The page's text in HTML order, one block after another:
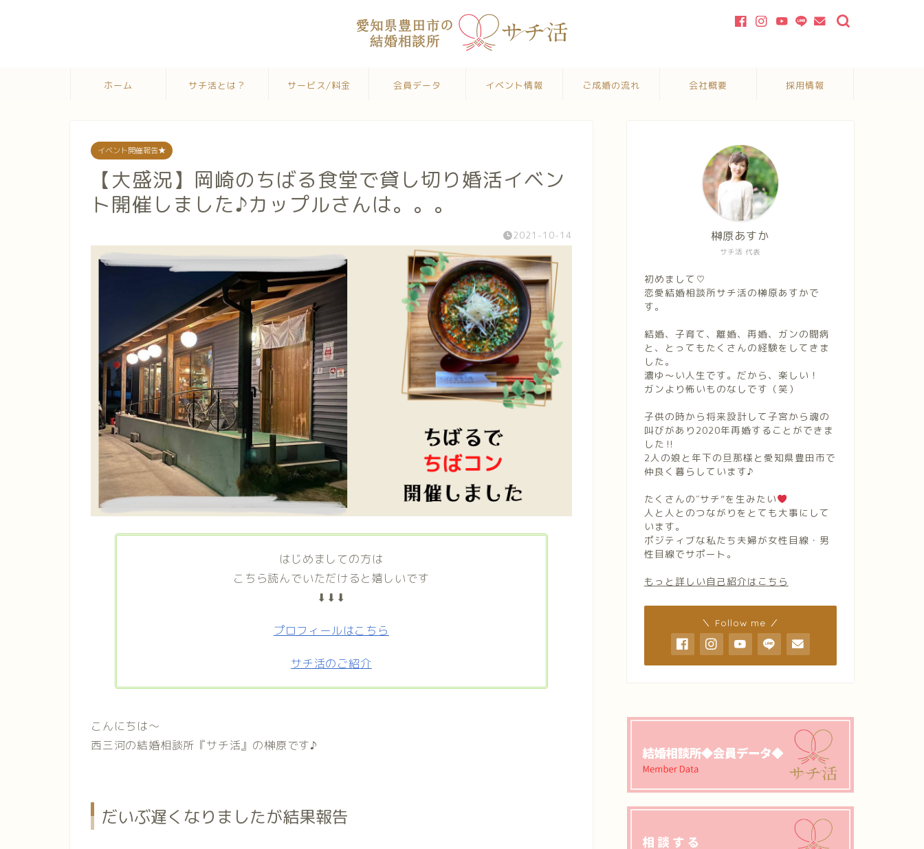
ホーム サチ活とは？ サービス/料金 会員データ イベント情報 ご成婚の流れ 会社概要 採用情報
イベント開催報告★
【大盛況】岡崎のちばる食堂で貸し切り婚活イベン
ト開催しました♪カップルさんは。。。
2021-10-14
はじめましての方は
こちら読んでいただけると嬉しいです
⬇⬇⬇
プロフィールはこちら
サチ活のご紹介
こんにちは〜
西三河の結婚相談所『サチ活』の榊原です♪
だいぶ遅くなりましたが結果報告
サチ活 代表
榊原あすか
初めまして♡
恋愛結婚相談所サチ活の榊原あすかで
す。
結婚、子育て、離婚、再婚、ガンの闘病
と、とってもたくさんの経験をしてきま
した。
濃ゆ〜い人生です。だから、楽しい！
ガンより怖いものなしです（笑）
子供の時から将来設計して子宮から魂の
叫びがあり2020年再婚することができま
した‼︎
2人の娘と年下の旦那様と愛知県豊田市で
仲良く暮らしています♪
たくさんの″サチ”を生みたい
人と人とのつながりをとても大事にして
います。
ポジティブな私たち夫婦が女性目線・男
性目線でサポート。
もっと詳しい自己紹介はこちら
＼ Follow me ／